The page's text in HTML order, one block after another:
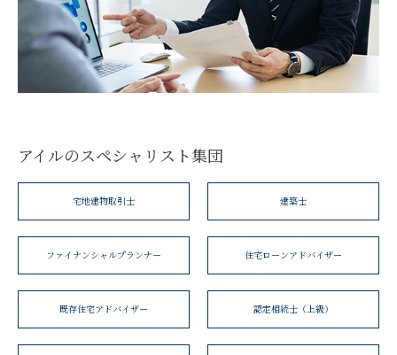
アイルのスペシャリスト集団
宅地建物取引士 建築士
ファイナンシャルプランナー 住宅ローンアドバイザー
既存住宅アドバイザー 認定相続士（上級）